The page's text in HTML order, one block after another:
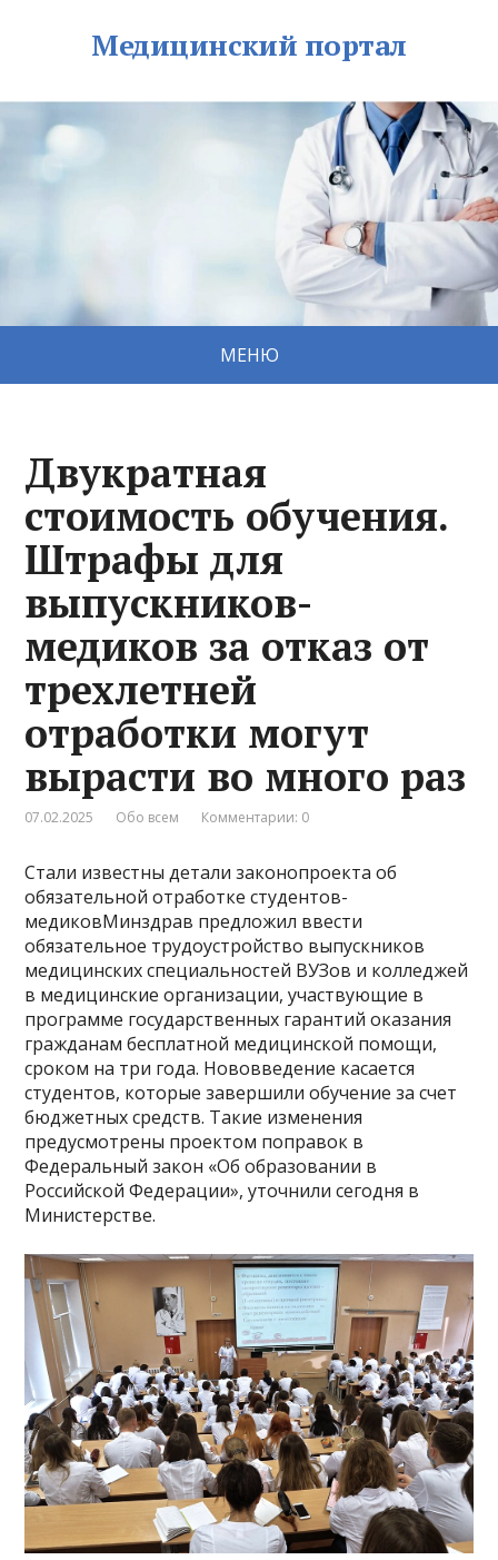
Медицинский портал
МЕНЮ
Двукратная
стоимость обучения.
Штрафы для
выпускников-
медиков за отказ от
трехлетней
отработки могут
вырасти во много раз
07.02.2025 Обо всем Комментарии: 0
Стали известны детали законопроекта об
обязательной отработке студентов-
медиковМинздрав предложил ввести
обязательное трудоустройство выпускников
медицинских специальностей ВУЗов и колледжей
в медицинские организации, участвующие в
программе государственных гарантий оказания
гражданам бесплатной медицинской помощи,
сроком на три года. Нововведение касается
студентов, которые завершили обучение за счет
бюджетных средств. Такие изменения
предусмотрены проектом поправок в
Федеральный закон «Об образовании в
Российской Федерации», уточнили сегодня в
Министерстве.